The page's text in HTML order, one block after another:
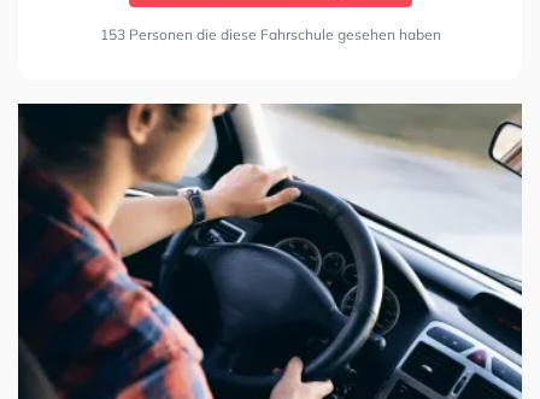
153 Personen die diese Fahrschule gesehen haben